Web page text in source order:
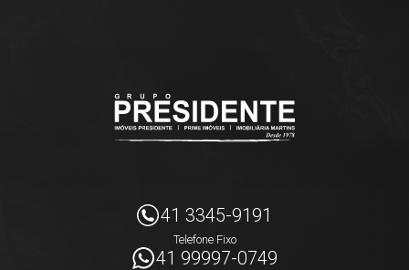
41 3345-9191
Telefone Fixo
41 99997-0749